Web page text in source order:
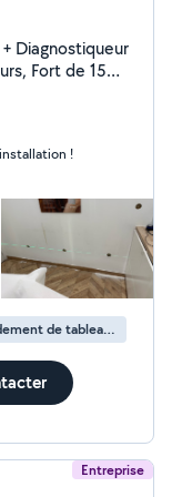
propose mes
Assurance
moi pour
!
Raccordement de tableau électrique
Entreprise